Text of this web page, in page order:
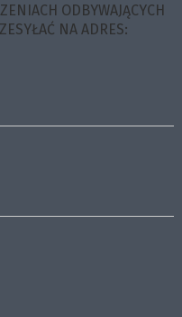
ODBYWAJĄCYCH
NA ADRES: